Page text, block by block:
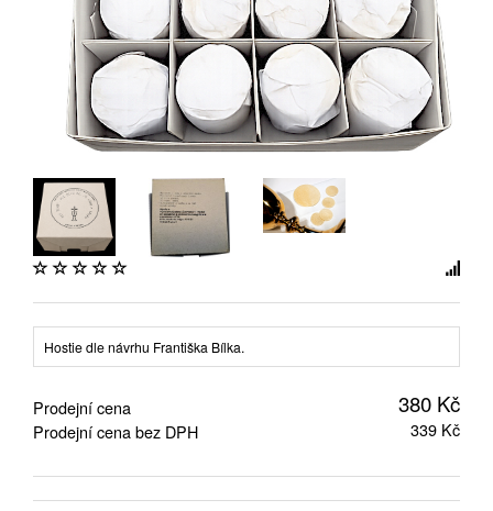
Hostie dle návrhu Františka Bílka.
Prodejní cena 380 Kč
Prodejní cena bez DPH 339 Kč